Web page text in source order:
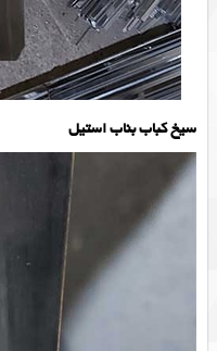
سیخ کباب بناب استیل